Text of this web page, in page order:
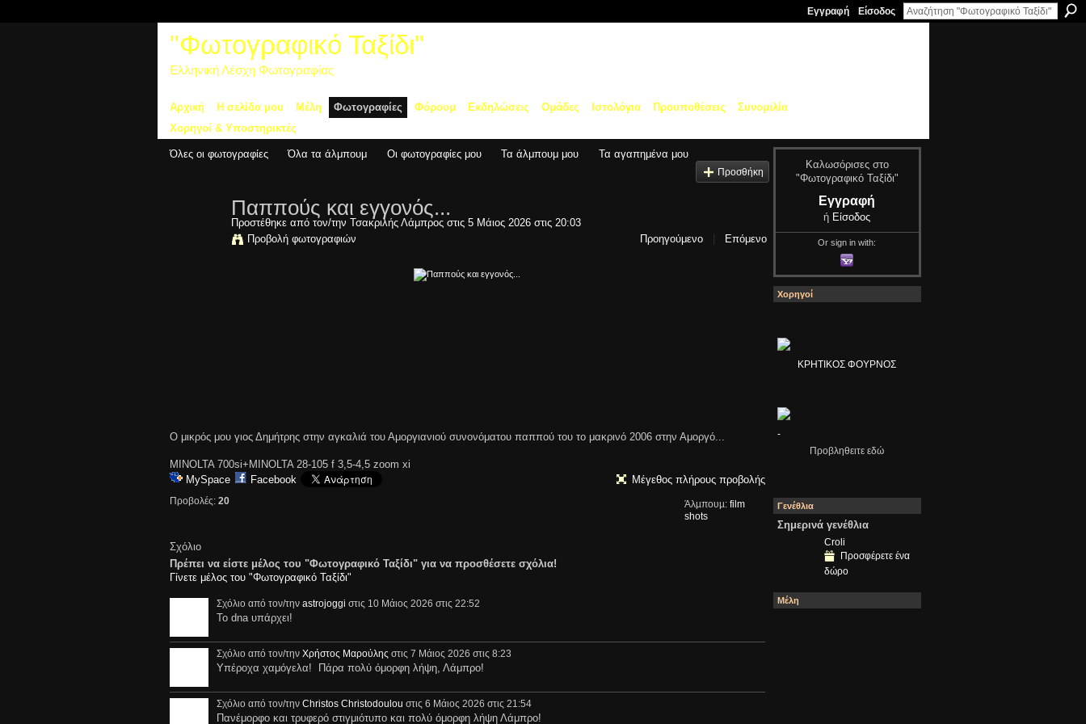
Εγγραφή Είσοδος
"Φωτογραφικό Ταξίδι"
Ελληνική Λέσχη Φωτογραφίας
Αρχική Η σελίδα μου Μέλη Φωτογραφίες Φόρουμ Εκδηλώσεις Ομάδες Ιστολόγια Προυποθέσεις
Συνομιλία
Χορηγοί & Υποστηρικτές
Όλες οι φωτογραφίες Όλα τα άλμπουμ Οι φωτογραφίες μου Τα άλμπουμ μου Τα αγαπημένα μου
Προσθήκη
Παππούς και εγγονός...
Προστέθηκε από τον/την Τσακριλής Λάμπροςστις 5 Μάιος 2026 στις 20:03
Προβολή φωτογραφιών
Προηγούμενο Επόμενο
Ο μικρός μου γιος Δημήτρης στην αγκαλιά του Αμοργιανιού συνονόματου παππού του το μακρινό 2006 στην Αμοργό...
MINOLTA 700si+MINOLTA 28-105 f 3,5-4,5 zoom xi
MySpace
Facebook
Προβολές: 20
Μέγεθος πλήρους προβολής
Άλµπουµ: film
shots
Σχόλιο
Πρέπει να είστε μέλος του "Φωτογραφικό Ταξίδι" για να προσθέσετε σχόλια!
Γίνετε μέλος του "Φωτογραφικό Ταξίδι"
Σχόλιο από τον/την astrojoggi στις 10 Μάιος 2026 στις 22:52
Το dna υπάρχει!
Σχόλιο από τον/την Χρήστος Μαρούλης στις 7 Μάιος 2026 στις 8:23
Υπέροχα χαμόγελα! Πάρα πολύ όμορφη λήψη, Λάμπρο!
Σχόλιο από τον/την Christos Christodoulou στις 6 Μάιος 2026 στις 21:54
Πανέμορφο και τρυφερό στιγμιότυπο και πολύ όμορφη λήψη Λάμπρο!
Καλωσόρισες στο
"Φωτογραφικό Ταξίδι"
Εγγραφή
ή Είσοδος
Or sign in with:
Χορηγοί
ΚΡΗΤΙΚΟΣ ΦΟΥΡΝΟΣ
-
Προβληθειτε εδώ
Γενέθλια
Σημερινά γενέθλια
Croli
Προσφέρετε ένα
δώρο
Μέλη